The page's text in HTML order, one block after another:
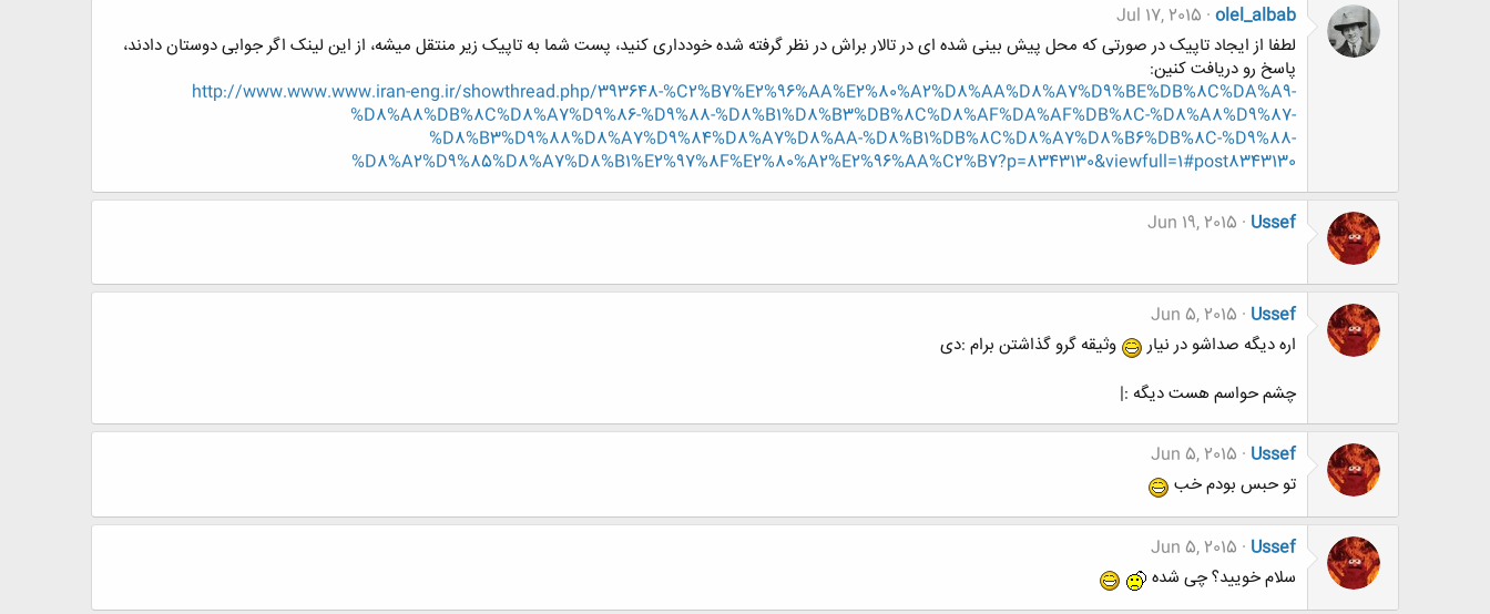
olel_albab
Jul 17, 2015
لطفا از ایجاد تاپیک در صورتی که محل پیش بینی شده ای در تالار براش در نظر گرفته شده خودداری کنید، پست شما به تاپیک زیر منتقل میشه، از این لینک اگر جوابی دوستان دادند،
پاسخ رو دریافت کنین:
http://www.www.www.iran-eng.ir/showthread.php/393648-%C2%B7%E2%96%AA%E2%80%A2%D8%AA%D8%A7%D9%BE%DB%8C%DA%A9-
%D8%A8%DB%8C%D8%A7%D9%86-%D9%88-%D8%B1%D8%B3%DB%8C%D8%AF%DA%AF%DB%8C-%D8%A8%D9%87-
%D8%B3%D9%88%D8%A7%D9%84%D8%A7%D8%AA-%D8%B1%DB%8C%D8%A7%D8%B6%DB%8C-%D9%88-
%D8%A2%D9%85%D8%A7%D8%B1%E2%97%8F%E2%80%A2%E2%96%AA%C2%B7?p=8343130&viewfull=1#post8343130
Ussef
Jun 19, 2015
Ussef
Jun 5, 2015
اره دیگه صداشو در نیار
وثیقه گرو گذاشتن برام :دی
چشم حواسم هست دیگه :|
Ussef
Jun 5, 2015
تو حبس بودم خب
Ussef
Jun 5, 2015
سلام خویید؟ چی شده